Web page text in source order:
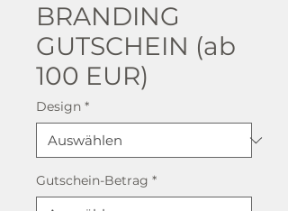
BRANDING
GUTSCHEIN (ab
100 EUR)
Design *
Gutschein-Betrag *